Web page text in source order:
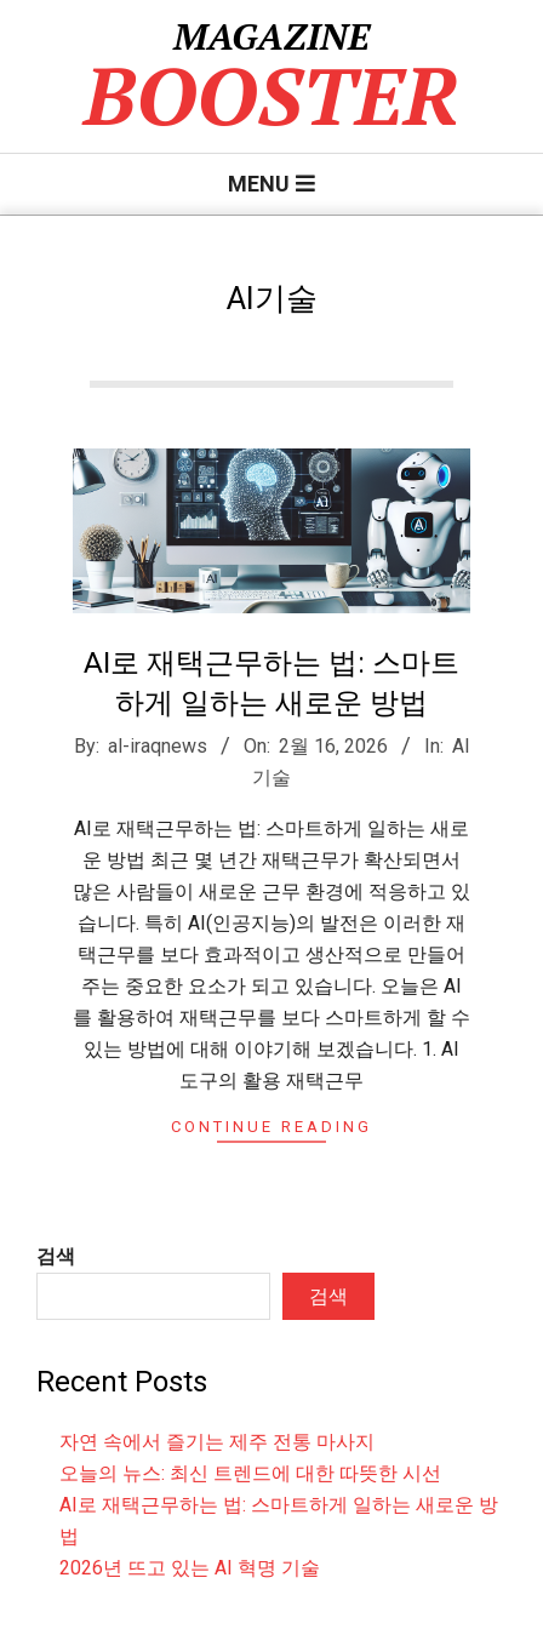
MAGAZINE
BOOSTER
MENU
AI기술
AI로 재택근무하는 법: 스마트
하게 일하는 새로운 방법
2026-
By: al-iraqnews On: 2월 16, 2026 In: AI
기술
AI로 재택근무하는 법: 스마트하게 일하는 새로
운 방법 최근 몇 년간 재택근무가 확산되면서
많은 사람들이 새로운 근무 환경에 적응하고 있
습니다. 특히 AI(인공지능)의 발전은 이러한 재
택근무를 보다 효과적이고 생산적으로 만들어
주는 중요한 요소가 되고 있습니다. 오늘은 AI
를 활용하여 재택근무를 보다 스마트하게 할 수
있는 방법에 대해 이야기해 보겠습니다. 1. AI
도구의 활용 재택근무
CONTINUE READING
검색
검색
Recent Posts
자연 속에서 즐기는 제주 전통 마사지
오늘의 뉴스: 최신 트렌드에 대한 따뜻한 시선
AI로 재택근무하는 법: 스마트하게 일하는 새로운 방
법
2026년 뜨고 있는 AI 혁명 기술